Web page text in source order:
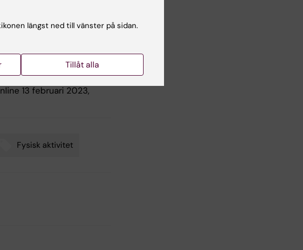
in Mouse
S. Lundell, Amy M.
L. Basse, Anna
Zierath.Proceedings
13 februari 2023,
Fysisk aktivitet
längst ned till vänster på sidan.
Tillåt alla